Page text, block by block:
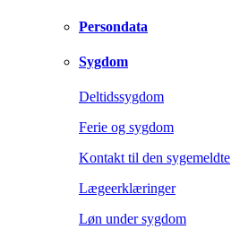
Persondata
Sygdom
Deltidssygdom
Ferie og sygdom
Kontakt til den sygemeldte
Lægeerklæringer
Løn under sygdom